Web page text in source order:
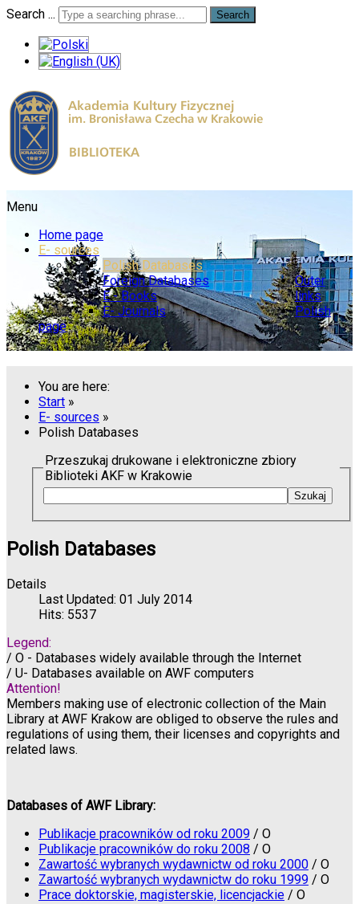
Search ... Search
Menu
Home page
E- sources
Polish Databases
Foreign Databases
E - Books
E- Journals
Outer
links
Polish
page
You are here:
Start »
E- sources »
Polish Databases
Przeszukaj drukowane i elektroniczne zbiory
Biblioteki AKF w Krakowie
Polish Databases
Details
Last Updated: 01 July 2014
Hits: 5537
Legend:
/ O - Databases widely available through the Internet
/ U- Databases available on AWF computers
Attention!
Members making use of electronic collection of the Main
Library at AWF Krakow are obliged to observe the rules and
regulations of using them, their licenses and copyrights and
related laws.
Databases of AWF Library:
Publikacje pracowników od roku 2009 / O
Publikacje pracowników do roku 2008 / O
Zawartość wybranych wydawnictw od roku 2000 / O
Zawartość wybranych wydawnictw do roku 1999 / O
Prace doktorskie, magisterskie, licencjackie / O